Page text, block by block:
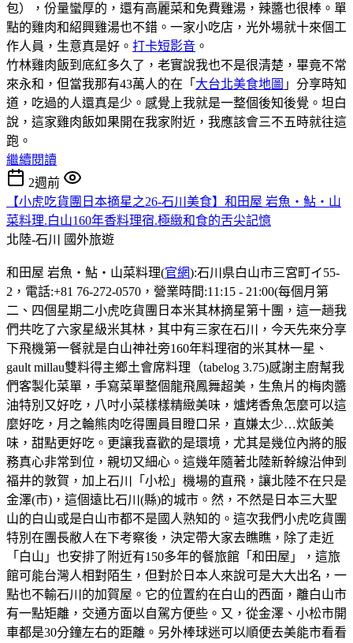
包），份量蠻厚的，還有高麗菜和免費雞湯，辣醬也很棒。單
點的雞肉和紹興雞湯也不錯。一家小吃店，光外場就十來個工
作人員，生意真是好。 打卡短影音 。
竹林雞肉飯到底紅多久了，老實說我也不是很清楚，畢竟不常
來永和，但當我那有43萬人的在「 大台北美食地圖 」分享時知
道，吃過的人還真是少。感覺上我就是一整個後知後覺。坦白
說，這家雞肉飯如果開在我家附近，我應該會三不五時就往這
跑。
繼續閱讀
2週前
【小虎吃貨團日本摘星之26-石川美食】和田屋 岩魚・鮎・山
菜料理.白山160年香料理宿.極緻和食的舌尖記憶
北陸-石川
國外旅遊
和田屋 岩魚・鮎・山菜料理(官網):石川県白山市三宮町イ55-
2，電話:+81 76-272-0570，營業時間:11:15 - 21:00(每個月第
二、四個星期二小虎吃貨團日本米其林摘星第十團，這一趟我
們共吃了六家星級米其林，其中有三家在石川，今天先來分享
下飛機第一餐就是白山神社旁160年料理宿的米其林一星、
gault millau雙料得主鄉土會席料理（tabelog 3.75)感謝主廚幫我
們客製化菜單，手寫菜單整個龍飛鳳舞超美，生魚片的梅肉醬
油特別又好吃，八吋小菜樣樣精緻美味，爐烤香魚怎麼可以這
麼好吃，月之輪熊肉吃得團員目瞪口呆，直嫌太少…炊飯美
味，甜點更好吃。更讓我喜歡的是環境，尤其是幾位內將的服
務真心非常到位，親切又細心。這幾年隨著北陸新幹線沿伸到
福井的敦賀，加上石川「小松」機場的直飛，讓北陸不在只是
金澤(市)，這個遠比石川(縣)的城市。然，不然是日本三大聖
山的白山或是白山市都不是國人熟知的。這次我們小虎吃貨團
特別在團長敝人在下考察後，決定帶大家去瞧瞧，除了走近
「白山」也安排了附近有150多年的餐旅館「和田屋」，這旅
館可能台灣人相對陌生，但對於日本人來說可是大大出名，一
點也不輸石川的加賀屋。它的位置約在白山的西面，離白山市
有一點矩離，交通方面以自駕方便些。又，從金澤、小松市開
車都是30分鐘左右的距離。另外棒球迷可以順便去美能市看看